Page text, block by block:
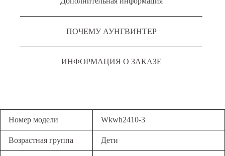
ПОЧЕМУ АУНГВИНТЕР
ИНФОРМАЦИЯ О ЗАКАЗЕ
Номер модели Wkwh2410-3
Возрастная группа Дети